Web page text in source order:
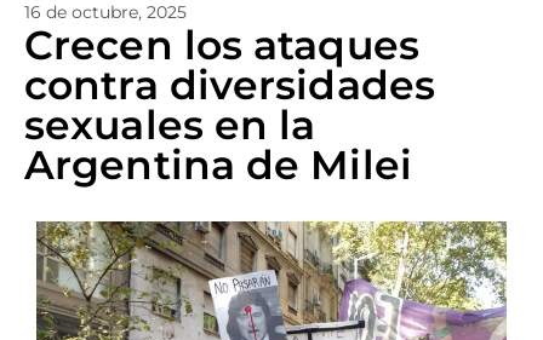
16 de octubre, 2025
Crecen los ataques
contra diversidades
sexuales en la
Argentina de Milei